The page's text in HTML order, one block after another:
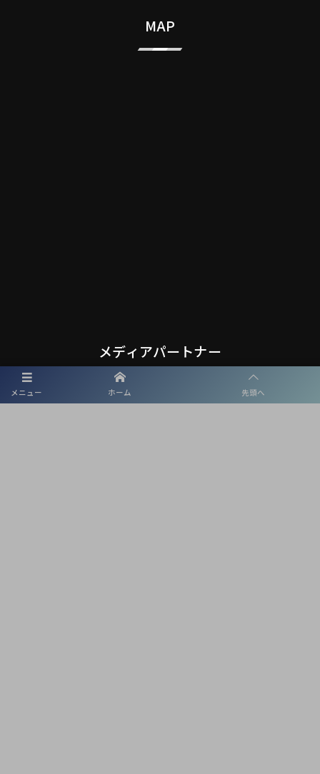
メニュー ホーム 先頭へ
MAP
メディアパートナー